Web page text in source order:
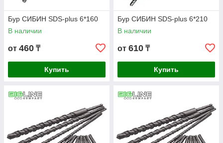
Бур СИБИН SDS-plus 6*160
В наличии
от 460 ₸
Купить
Бур СИБИН SDS-plus 6*210
В наличии
от 610 ₸
Купить